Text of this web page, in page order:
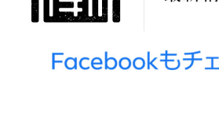
す。
本日より、熟練の茶師が仕上げた自慢
菜も取り揃えております。楽しいお茶
ご賞味ください。（2025年12月1日AM9